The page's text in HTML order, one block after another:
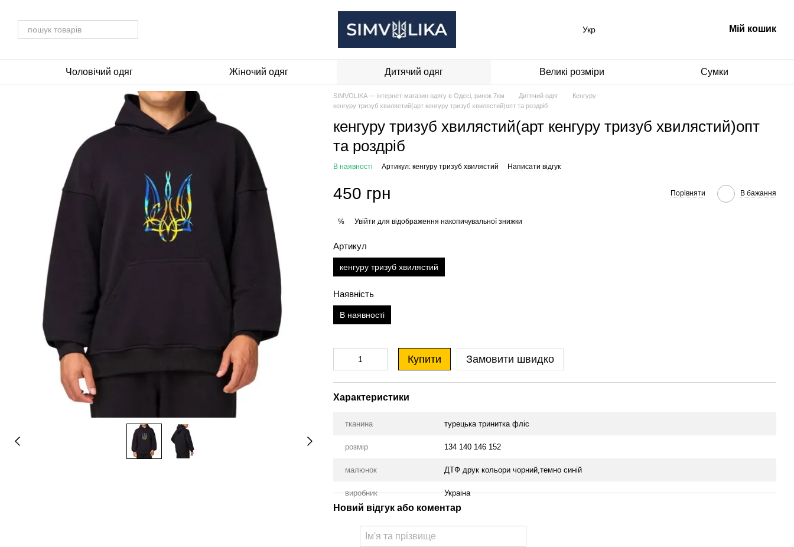
Укр Мій кошик
Чоловічий одяг Жіночий одяг Дитячий одяг Великі розміри Сумки
SIMVOLIKA — інтернет-магазин одягу в Одесі, ринок 7км Дитячий одяг
Кенгуру
кенгуру тризуб хвилястий(арт кенгуру тризуб хвилястий)опт та роздріб
кенгуру тризуб хвилястий(арт кенгуру тризуб хвилястий)опт
та роздріб
В наявності Артикул: кенгуру тризуб хвилястий Написати відгук
450 грн Порівняти В бажання
% Увійти для відображення накопичувальної знижки
Артикул
кенгуру тризуб хвилястий
Наявність
В наявності
Купити Замовити швидко
Характеристики
тканина турецька тринитка фліс
розмір 134 140 146 152
малюнок ДТФ друк кольори чорний,темно синій
виробник Украіна
Новий відгук або коментар